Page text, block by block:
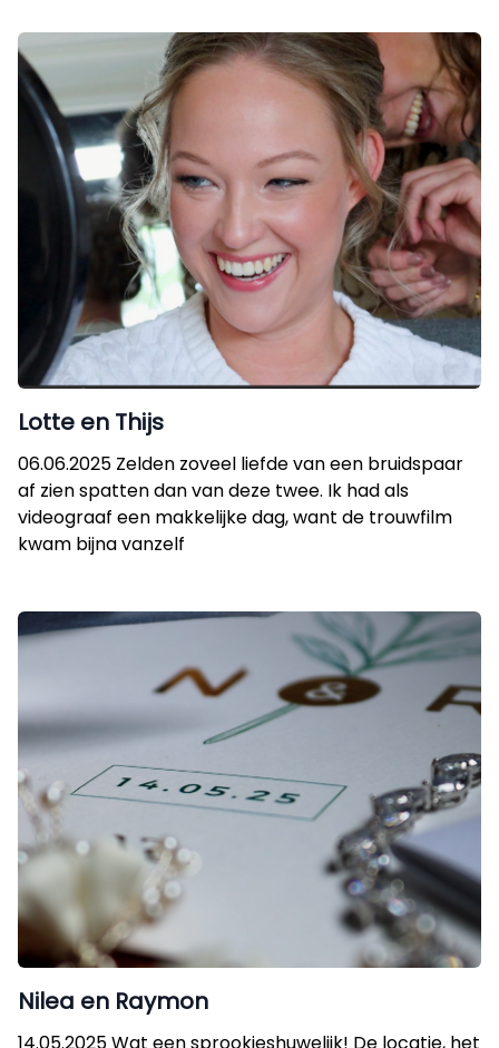
Lotte en Thijs
06.06.2025 Zelden zoveel liefde van een bruidspaar
af zien spatten dan van deze twee. Ik had als
videograaf een makkelijke dag, want de trouwfilm
kwam bijna vanzelf
Nilea en Raymon